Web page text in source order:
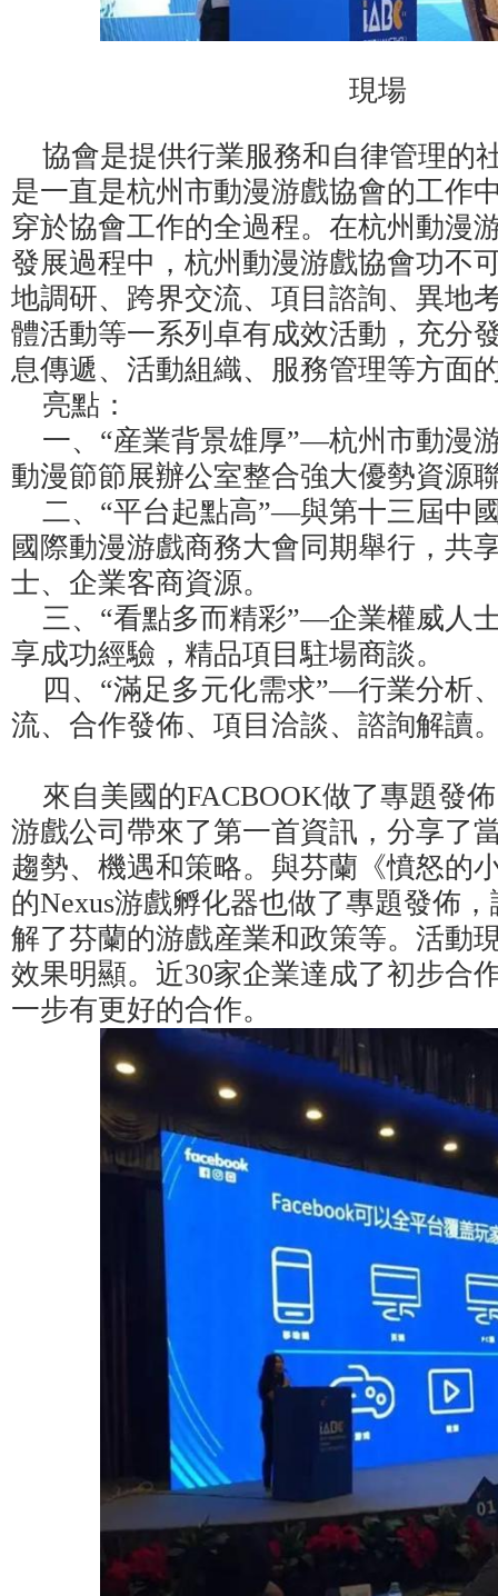
現場
協會是提供行業服務和自律管理的
是一直是杭州市動漫游戲協會的工作
穿於協會工作的全過程。在杭州動漫
發展過程中，杭州動漫游戲協會功不
地調研、跨界交流、項目諮詢、異地
體活動等一系列卓有成效活動，充分
息傳遞、活動組織、服務管理等方面
亮點：
一、“産業背景雄厚”—杭州市動漫
動漫節節展辦公室整合強大優勢資源
二、“平台起點高”—與第十三屆中
國際動漫游戲商務大會同期舉行，共
士、企業客商資源。
三、“看點多而精彩”—企業權威人
享成功經驗，精品項目駐場商談。
四、“滿足多元化需求”—行業分析
流、合作發佈、項目洽談、諮詢解讀
來自美國的FACBOOK做了專題發
游戲公司帶來了第一首資訊，分享了
趨勢、機遇和策略。與芬蘭《憤怒的
的Nexus游戲孵化器也做了專題發佈
解了芬蘭的游戲産業和政策等。活動
效果明顯。近30家企業達成了初步合
一步有更好的合作。